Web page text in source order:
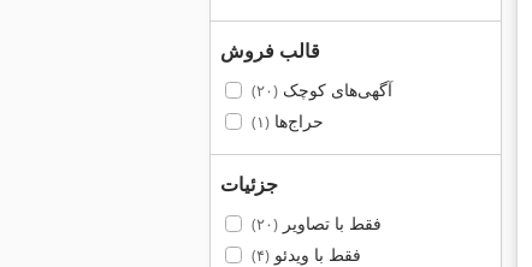
قالب فروش
آگهی‌های کوچک(۲۰)
حراج‌ها(۱)
جزئیات
فقط با تصاویر(۲۰)
فقط با ویدئو(۴)